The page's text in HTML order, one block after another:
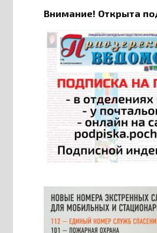
Внимание! Открыта